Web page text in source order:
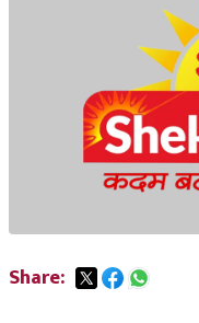
Share: